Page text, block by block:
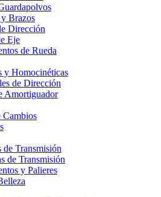
Brazos
Dirección
Eje
de Rueda
y Homocinéticas
de Dirección
Amortiguador
Cambios
de Transmisión
de Transmisión
y Palieres